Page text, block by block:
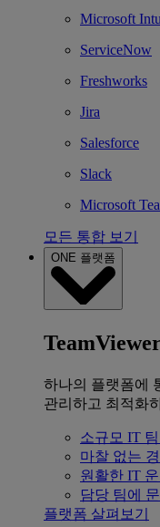
Microsoft
ServiceNow
Freshworks
Jira
Salesforce
Slack
Microsoft
모든 통합 보기
ONE 플랫폼
하나의 플랫폼에
관리하고 최적화
소규모 IT
마찰 없는
원활한 IT
담당 팀에 문
플랫폼 살펴보기